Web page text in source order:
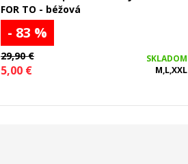
FOR TO - béžová
- 83 %
29,90 €
5,00 €
SKLADOM
M,L,XXL